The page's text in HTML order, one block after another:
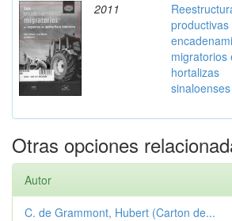
2011
productivas
migratorios
hortalizas
sinaloenses
Otras opciones
Autor
C. de Grammont, Hubert (Carton de...